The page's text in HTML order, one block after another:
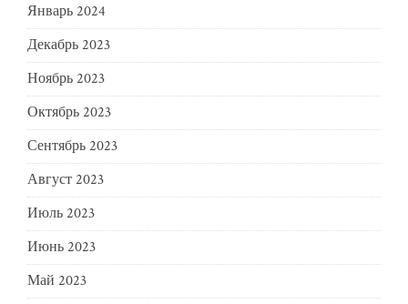
Январь 2024
Декабрь 2023
Ноябрь 2023
Октябрь 2023
Сентябрь 2023
Август 2023
Июль 2023
Июнь 2023
Май 2023